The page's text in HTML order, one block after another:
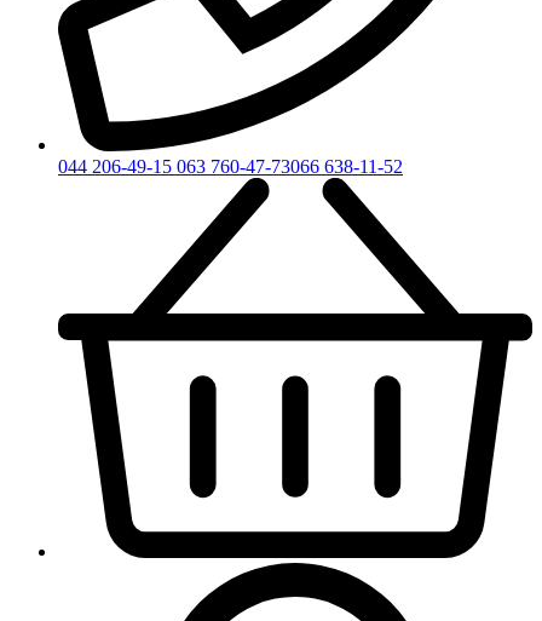
044 206-49-15 063 760-47-73066 638-11-52